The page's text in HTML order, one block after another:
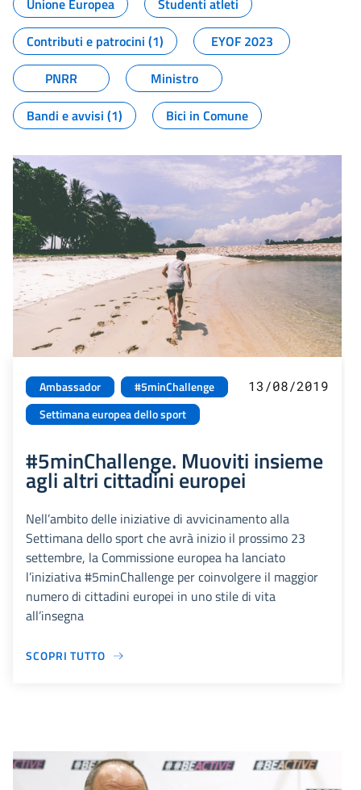
Unione Europea
Studenti atleti
Contributi e patrocini (1)
EYOF 2023
PNRR
Ministro
Bandi e avvisi (1)
Bici in Comune
Ambassador
#5minChallenge
Settimana europea dello sport
13/08/2019
#5minChallenge. Muoviti insieme
agli altri cittadini europei
Nell’ambito delle iniziative di avvicinamento alla
Settimana dello sport che avrà inizio il prossimo 23
settembre, la Commissione europea ha lanciato
l’iniziativa #5minChallenge per coinvolgere il maggior
numero di cittadini europei in uno stile di vita
all’insegna
SCOPRI TUTTO